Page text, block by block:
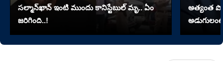
సల్మాన్‌ఖాన్‌ ఇంటి ముందు కానిస్టేబుల్‌ మృ.. ఏం
జరిగింది..!
అత్యంత